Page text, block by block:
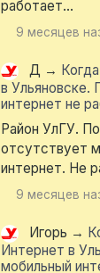
работает...
9 месяцев
Д →
в Ульяновске.
интернет не
Район УлГУ.
отсутствует
интернет. Не
9 месяцев
Игорь →
Интернет в
мобильный